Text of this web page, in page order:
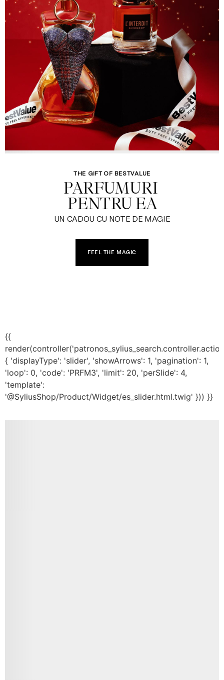
THE GIFT OF BESTVALUE
PARFUMURI
PENTRU EA
UN CADOU CU NOTE DE MAGIE
FEEL THE MAGIC
{{
{ 'displayType': 'slider', 'showArrows': 1, 'pagination': 1,
'loop': 0, 'code': 'PRFM3', 'limit': 20, 'perSlide': 4,
'template':
'@SyliusShop/Product/Widget/es_slider.html.twig' })) }}